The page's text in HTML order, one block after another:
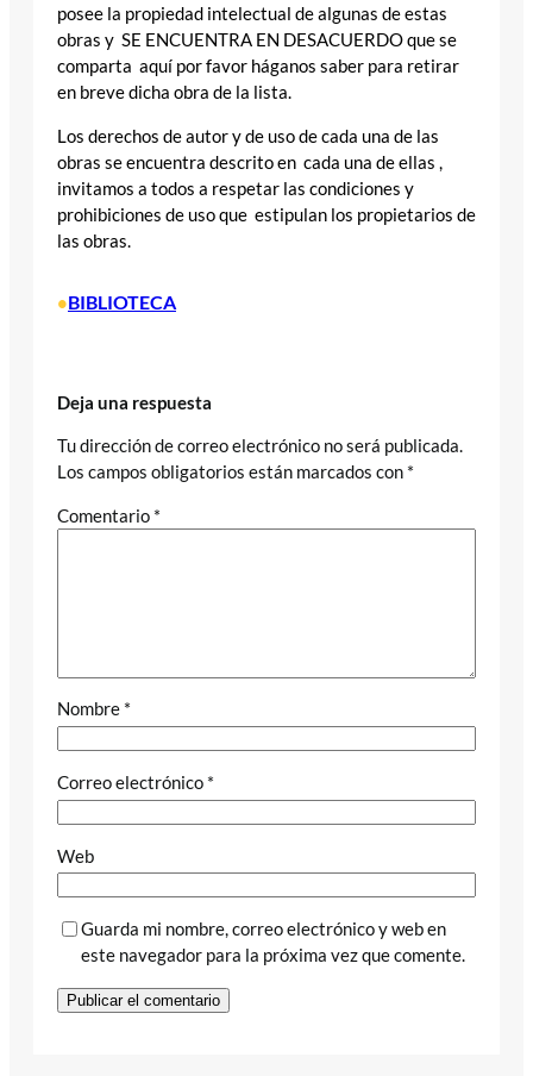
posee la propiedad intelectual de algunas de estas
obras y SE ENCUENTRA EN DESACUERDO que se
comparta aquí por favor háganos saber para retirar
en breve dicha obra de la lista.
Los derechos de autor y de uso de cada una de las
obras se encuentra descrito en cada una de ellas ,
invitamos a todos a respetar las condiciones y
prohibiciones de uso que estipulan los propietarios de
las obras.
•BIBLIOTECA
Deja una respuesta
Tu dirección de correo electrónico no será publicada.
Los campos obligatorios están marcados con *
Comentario *
Nombre *
Correo electrónico *
Web
Guarda mi nombre, correo electrónico y web en
este navegador para la próxima vez que comente.